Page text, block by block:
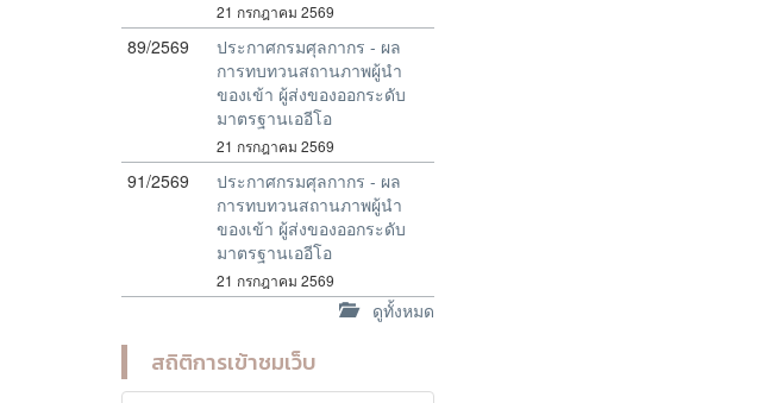
21 กรกฎาคม 2569
89/2569
ประกาศกรมศุลกากร - ผล
การทบทวนสถานภาพผู้นำ
ของเข้า ผู้ส่งของออกระดับ
มาตรฐานเออีโอ
21 กรกฎาคม 2569
91/2569
ประกาศกรมศุลกากร - ผล
การทบทวนสถานภาพผู้นำ
ของเข้า ผู้ส่งของออกระดับ
มาตรฐานเออีโอ
21 กรกฎาคม 2569
ดูทั้งหมด
สถิติการเข้าชมเว็บ